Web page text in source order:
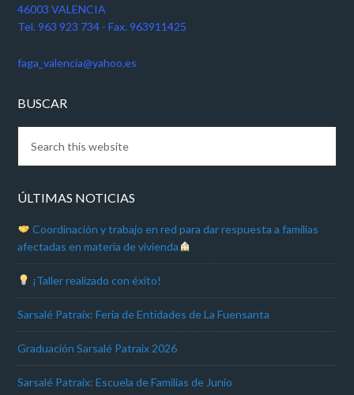
46003 VALENCIA
Tel. 963 923 734 - Fax. 963911425
faga_valencia@yahoo.es
BUSCAR
ÚLTIMAS NOTICIAS
Coordinación y trabajo en red para dar respuesta a familias
afectadas en materia de vivienda
¡Taller realizado con éxito!
Sarsalé Patraix: Feria de Entidades de La Fuensanta
Graduación Sarsalé Patraix 2026
Sarsalé Patraix: Escuela de Familias de Junio